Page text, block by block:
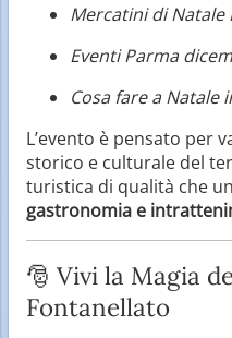
Mercatini di Natale
Eventi Parma
Cosa fare a Natale
L’evento è pensato per
storico e culturale del
turistica di qualità che
gastronomia e
🎅 Vivi la Magia
Fontanellato